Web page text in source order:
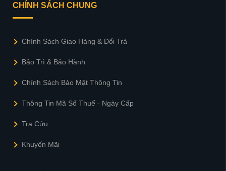
CHÍNH SÁCH CHUNG
Chính Sách Giao Hàng & Đổi Trả
Bảo Trì & Bảo Hành
Chính Sách Bảo Mật Thông Tin
Thông Tin Mã Số Thuế - Ngày Cấp
Tra Cứu
Khuyến Mãi